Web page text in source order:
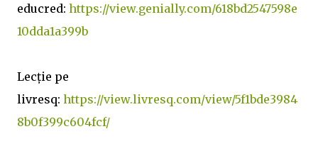
educred: https://view.genially.com/618bd2547598e
10dda1a399b
Lecție pe
livresq: https://view.livresq.com/view/5f1bde3984
8b0f399c604fcf/